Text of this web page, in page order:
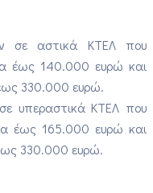
σε αστικά ΚΤΕΛ που
έως 140.000 ευρώ και
330.000 ευρώ.
υπεραστικά ΚΤΕΛ που
έως 165.000 ευρώ και
330.000 ευρώ.